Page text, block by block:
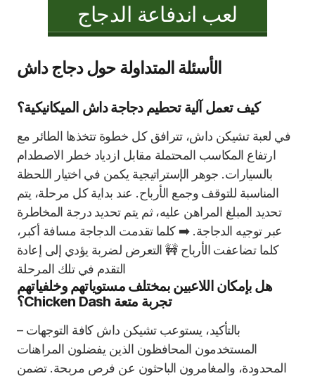
لعب اندفاعة الدجاج
الأسئلة المتداولة حول دجاج داش
كيف تعمل آلية تحطيم دجاجة داش الميكانيكية؟
في لعبة تشيكن داش، تترافق كل خطوة تتخذها الطائر مع
ارتفاع المكاسب المحتملة مقابل ازدياد خطر الاصطدام
بالسيارات. جوهر الإستراتيجية يكمن في اختيار اللحظة
المناسبة للتوقف وجمع الأرباح. عند بداية كل مرحلة، يتم
تحديد المبلغ المراهن عليه، ثم يتم تحديد درجة المخاطرة
عبر توجيه الدجاجة. ➡️ كلما تقدمت الدجاجة مسافة أكبر،
كلما تضاعفت الأرباح 🚧 التعرض لضربة يؤدي إلى إعادة
التقدم في تلك المرحلة
هل بإمكان اللاعبين بمختلف مستوياتهم وخلفياتهم
تجربة متعة Chicken Dash؟
بالتأكيد، يستوعب تشيكن داش كافة التوجهات –
المستخدمون المحافظون الذين يفضلون المراهنات
المحدودة، والمغامرون الباحثون عن فرص مربحة. تضمن